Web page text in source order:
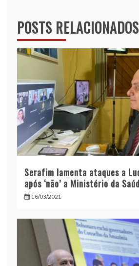
POSTS RELACIONADOS
Serafim lamenta ataques a
após ‘não’ a Ministério da
16/03/2021